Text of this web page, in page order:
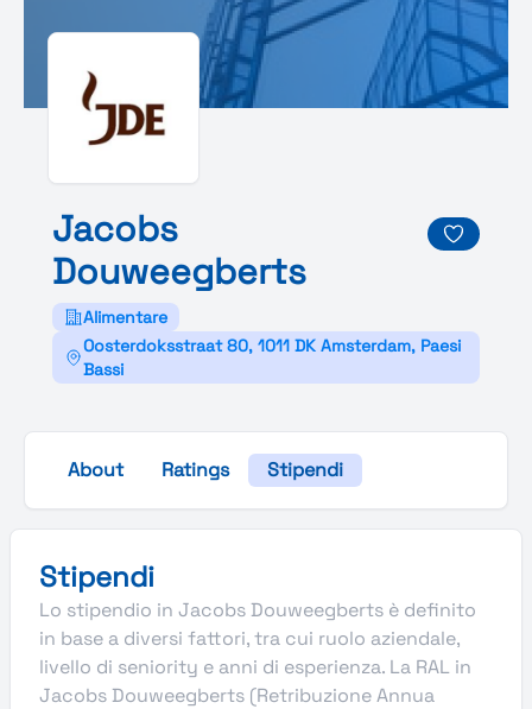
Jacobs
Douweegberts
Alimentare
Oosterdoksstraat 80, 1011 DK Amsterdam, Paesi
Bassi
About Ratings Stipendi
Stipendi
Lo stipendio in Jacobs Douweegberts è definito
in base a diversi fattori, tra cui ruolo aziendale,
livello di seniority e anni di esperienza. La RAL in
Jacobs Douweegberts (Retribuzione Annua